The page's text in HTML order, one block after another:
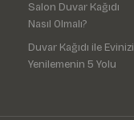
Salon Duvar Kağıdı
Nasıl Olmalı?
Duvar Kağıdı ile Evinizi
Yenilemenin 5 Yolu